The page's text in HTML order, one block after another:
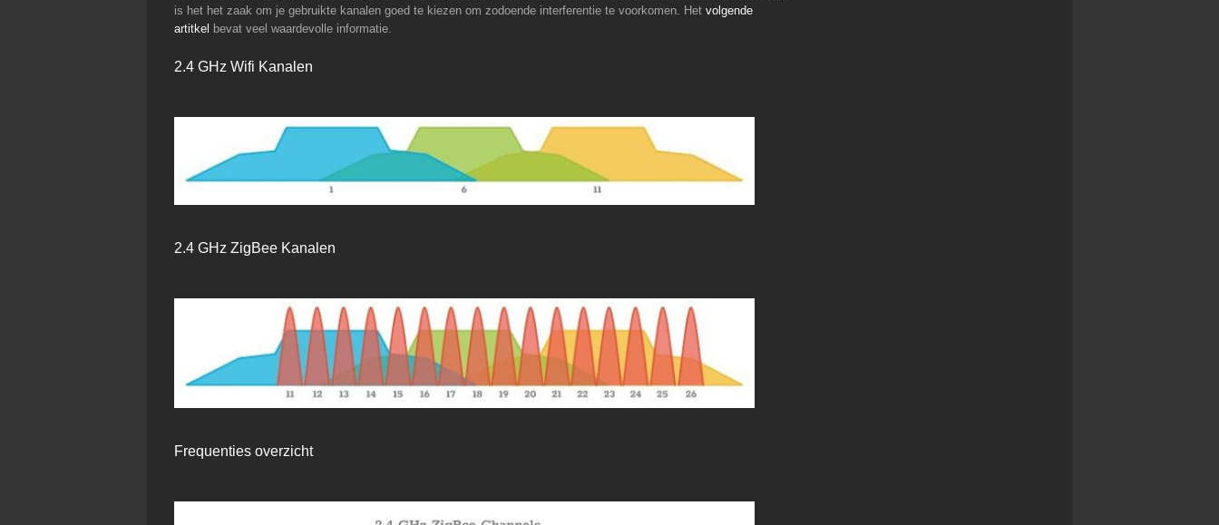
is het het zaak om je gebruikte kanalen goed te kiezen om zodoende interferentie te voorkomen. Het volgende
artitkel bevat veel waardevolle informatie.
2.4 GHz Wifi Kanalen
2.4 GHz ZigBee Kanalen
Frequenties overzicht